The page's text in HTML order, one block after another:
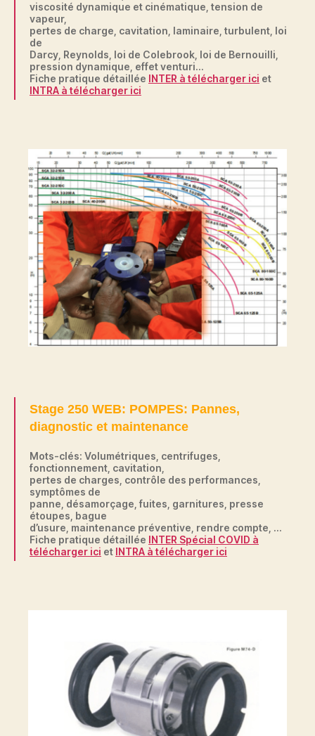
viscosité dynamique et cinématique, tension de
vapeur,
pertes de charge, cavitation, laminaire, turbulent, loi
de
Darcy, Reynolds, loi de Colebrook, loi de Bernouilli,
pression dynamique, effet venturi…
Fiche pratique détaillée INTER à télécharger ici et
INTRA à télécharger ici
Stage 250 WEB: POMPES: Pannes,
diagnostic et maintenance
Mots-clés: Volumétriques, centrifuges,
fonctionnement, cavitation,
pertes de charges, contrôle des performances,
symptômes de
panne, désamorçage, fuites, garnitures, presse
étoupes, bague
d’usure, maintenance préventive, rendre compte, …
Fiche pratique détaillée INTER Spécial COVID à
télécharger ici et INTRA à télécharger ici